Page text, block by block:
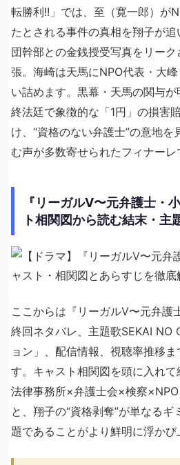
転勝利!!」では、至（寛一郎）が
たとされる事件の真相を翔子が
団幹部との金銭授受写真をリー
張。海崎は天馬にNPO代表・大
い詰めます。黒幕・天馬の関与
終法廷で象徴的な「1円」の損害
け、“資格のない弁護士”の意地
む声が多数寄せられたフィナーレ
『リーガルV〜元弁護士・
ト相関図から読む結末・主
ここからは『リーガルV〜元弁護
終回ネタバレ、主題歌SEKAI NO
ョン」、配信情報、視聴率推移
す。キャスト相関図を頭に入れ
法律事務所×弁護士会×検察
と、翔子の“資格剥奪”が単なる
題であることがより鮮明に浮かび